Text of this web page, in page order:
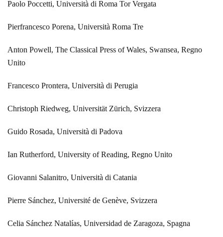
Paolo Poccetti, Università di Roma Tor Vergata
Pierfrancesco Porena, Università Roma Tre
Anton Powell, The Classical Press of Wales, Swansea, Regno
Unito
Francesco Prontera, Università di Perugia
Christoph Riedweg, Universität Zürich, Svizzera
Guido Rosada, Università di Padova
Ian Rutherford, University of Reading, Regno Unito
Giovanni Salanitro, Università di Catania
Pierre Sánchez, Université de Genève, Svizzera
Celia Sánchez Natalías, Universidad de Zaragoza, Spagna